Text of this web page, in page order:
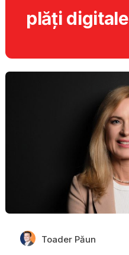
plăți digitale
Toader Păun